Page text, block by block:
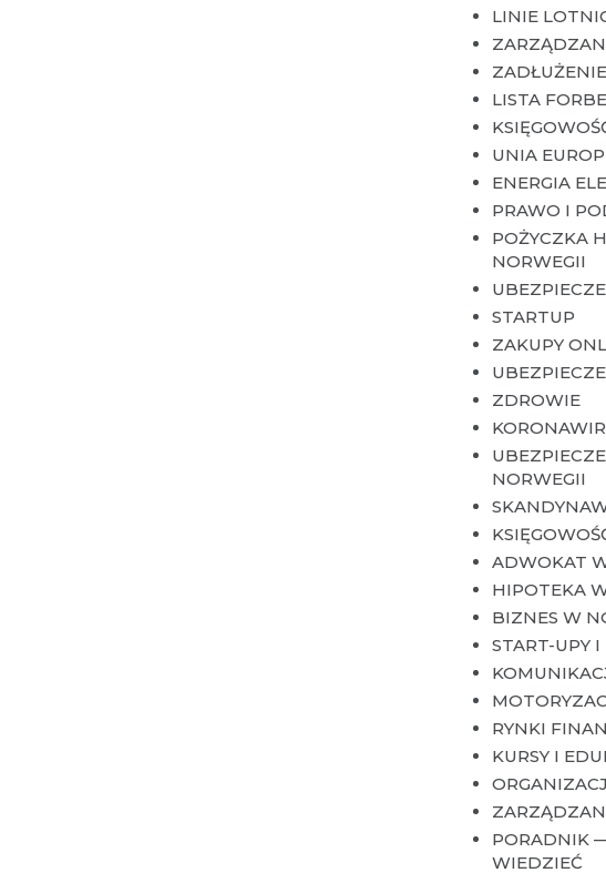
LINIE
LISTA
UNIA
ENERGIA
PRAWO I
POŻYCZKA
NORWEGII
STARTUP
ZAKUPY
ZDROWIE
NORWEGII
ADWOKAT
HIPOTEKA
BIZNES W
START-UPY
RYNKI
KURSY I
PORADNIK
WIEDZIEĆ